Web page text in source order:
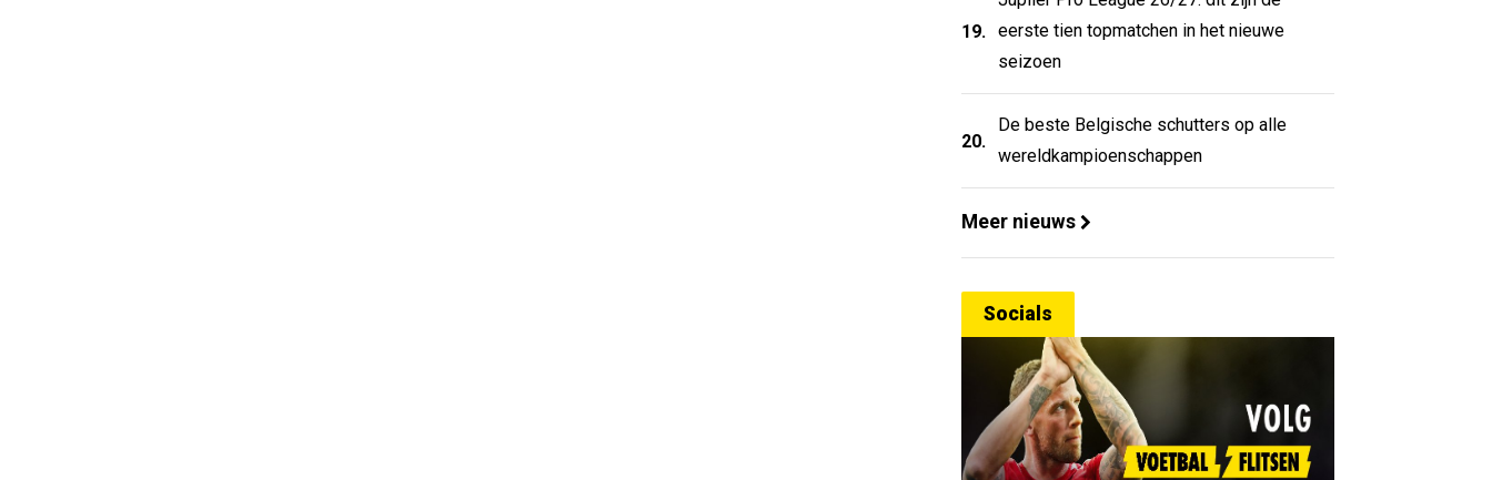
19.
eerste tien topmatchen in het nieuwe
seizoen
20.
De beste Belgische schutters op alle
wereldkampioenschappen
Meer nieuws
Socials